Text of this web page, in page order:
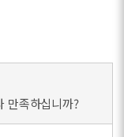
만족하십니까?